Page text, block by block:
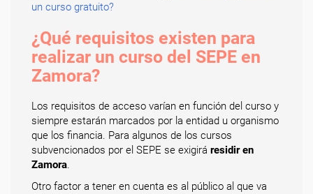
un curso gratuito?
¿Qué requisitos existen para
realizar un curso del SEPE en
Zamora?
Los requisitos de acceso varían en función del curso y
siempre estarán marcados por la entidad u organismo
que los financia. Para algunos de los cursos
subvencionados por el SEPE se exigirá residir en
Zamora.
Otro factor a tener en cuenta es al público al que va